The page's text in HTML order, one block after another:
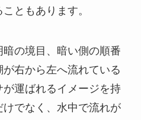
ともあります。
の境目、暗い側の順番
右から左へ流れている
運ばれるイメージを持
でなく、水中で流れが